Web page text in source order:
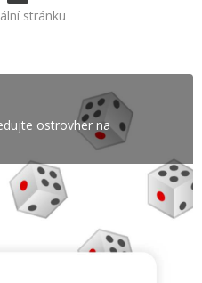
stránku
ostrovher na